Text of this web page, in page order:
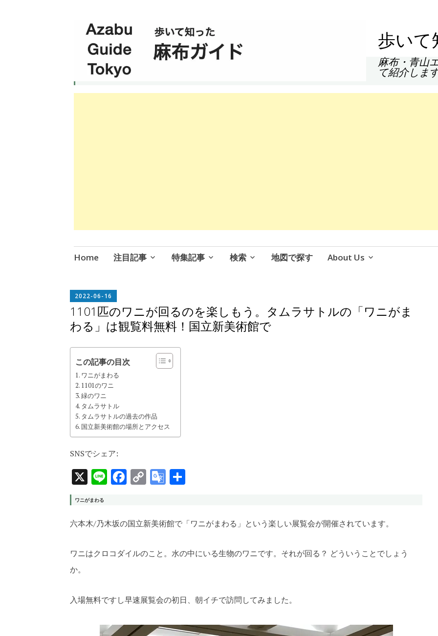
歩いて
麻布・青山
て紹介しま
コ
ン
ツ
へ
ス
プ
Home 注目記事 特集記事 検索 地図で探す About Us
2022-06-16
CHIEF
1101匹のワニが回るのを楽しもう。タムラサトルの「ワニがま
わる」は観覧料無料！国立新美術館で
この記事の目次
ワニがまわる
1101のワニ
緑のワニ
タムラサトル
タムラサトルの過去の作品
国立新美術館の場所とアクセス
SNSでシェア:
X LineFacebook
CopyGoogle
共
ワニがまわる
六本木/乃木坂の国立新美術館で「ワニがまわる」という楽しい展覧会が開催されています。
ワニはクロコダイルのこと。水の中にいる生物のワニです。それが回る？ どういうことでしょう
か。
入場無料ですし早速展覧会の初日、朝イチで訪問してみました。